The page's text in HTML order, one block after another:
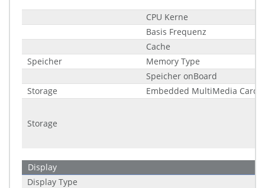
CPU Kerne
Basis Frequenz
Cache
Speicher
Memory Type
Speicher onBoard
Storage
Embedded MultiMedia Card
Storage
Display
Display Type